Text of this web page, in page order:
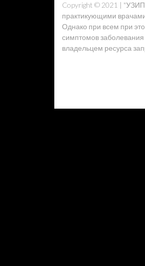
Copyright © 2021 |
практикующими
Однако при всем при
симптомов заболевания
владельцем ресурса